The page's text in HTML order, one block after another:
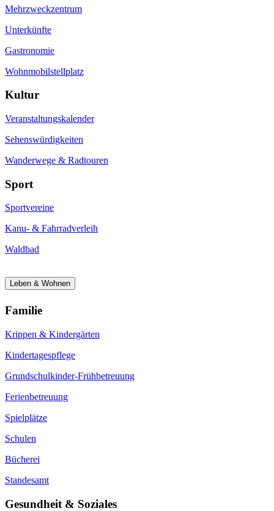
Mehrzweckzentrum
Unterkünfte
Gastronomie
Wohnmobilstellplatz
Kultur
Veranstaltungskalender
Sehenswürdigkeiten
Wanderwege & Radtouren
Sport
Sportvereine
Kanu- & Fahrradverleih
Waldbad
Leben & Wohnen
Familie
Krippen & Kindergärten
Kindertagespflege
Grundschulkinder-Frühbetreuung
Ferienbetreuung
Spielplätze
Schulen
Bücherei
Standesamt
Gesundheit & Soziales